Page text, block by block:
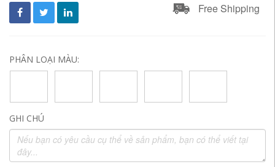
Free Shipping
PHÂN LOẠI MÀU:
GHI CHÚ